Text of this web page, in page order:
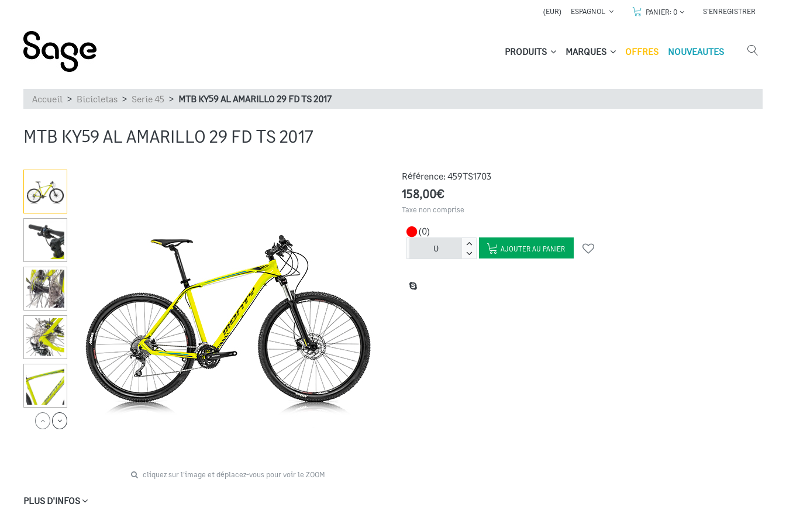
(EUR) ESPAGNOL PANIER:0 S'ENREGISTRER
PRODUITS MARQUES OFFRES NOUVEAUTES
Accueil Bicicletas Serie 45 MTB KY59 AL AMARILLO 29 FD TS 2017
MTB KY59 AL AMARILLO 29 FD TS 2017
cliquez sur l'image et déplacez-vous pour voir le ZOOM
Référence: 459TS1703
158,00€
Taxe non comprise
(0)
AJOUTER AU PANIER
PLUS D'INFOS